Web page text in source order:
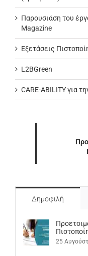
Παρουσιάση του
Magazine
Εξετάσεις
L2BGreen
CARE-ABILITY για
Δημοφιλή
25